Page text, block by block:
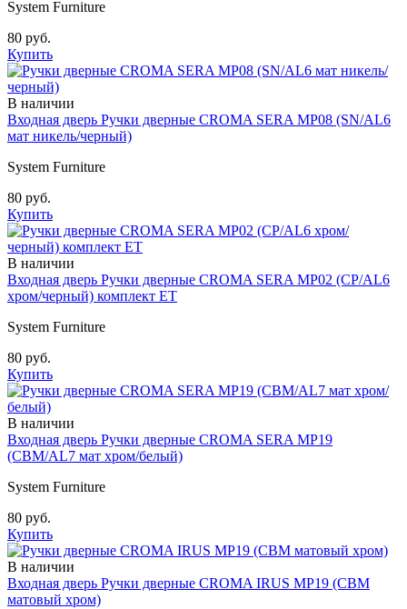
System Furniture
80 руб.
Купить
В наличии
Входная дверь Ручки дверные CROMA SERA MP08 (SN/AL6
мат никель/черный)
System Furniture
80 руб.
Купить
В наличии
Входная дверь Ручки дверные CROMA SERA MP02 (CP/AL6
хром/черный) комплект ET
System Furniture
80 руб.
Купить
В наличии
Входная дверь Ручки дверные CROMA SERA MP19
(CBM/AL7 мат хром/белый)
System Furniture
80 руб.
Купить
В наличии
Входная дверь Ручки дверные CROMA IRUS MP19 (CBM
матовый хром)